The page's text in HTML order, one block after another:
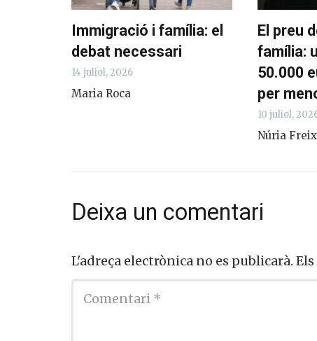
Immigració i família: el
debat necessari
14 juliol, 2026
Maria Roca
El preu
família:
50.000
per
10 juliol,
Núria
Deixa un comentari
L'adreça electrònica no es publicarà.